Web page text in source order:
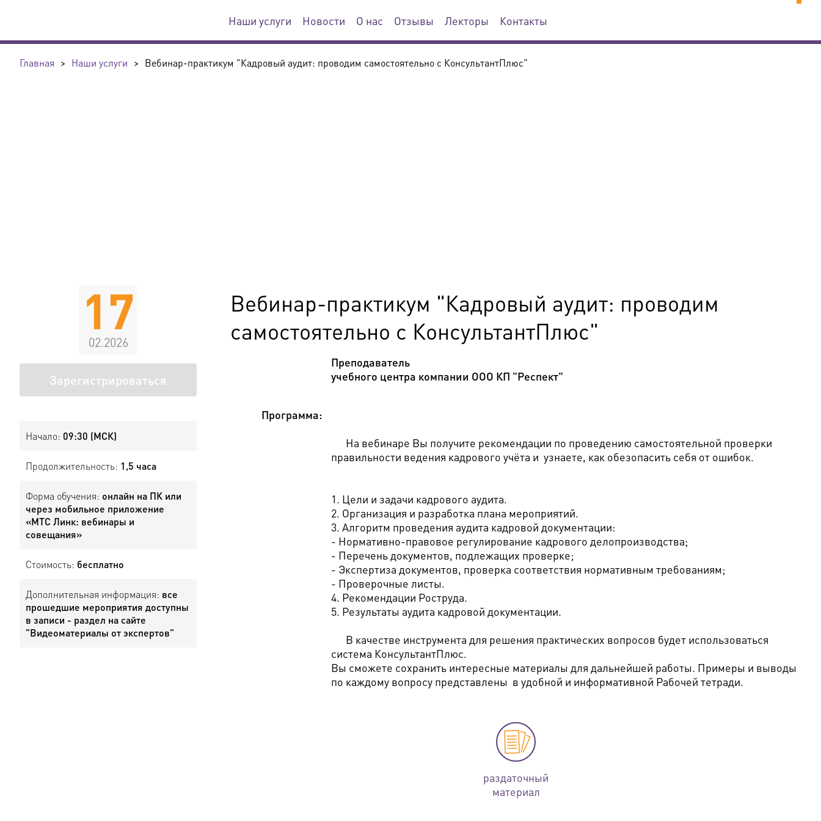
Наши услуги Новости О нас Отзывы Лекторы Контакты
Главная > Наши услуги > Вебинар-практикум "Кадровый аудит: проводим самостоятельно с КонсультантПлюс"
17
02.2026
Зарегистрироваться
Начало: 09:30 (МСК)
Продолжительность: 1,5 часа
Форма обучения: онлайн на ПК или
через мобильное приложение
«МТС Линк: вебинары и
совещания»
Стоимость: бесплатно
Дополнительная информация: все
прошедшие мероприятия доступны
в записи - раздел на сайте
"Видеоматериалы от экспертов"
Вебинар-практикум "Кадровый аудит: проводим
самостоятельно с КонсультантПлюс"
Преподаватель
учебного центра компании ООО КП "Респект"
Программа:
На вебинаре Вы получите рекомендации по проведению самостоятельной проверки
правильности ведения кадрового учёта и узнаете, как обезопасить себя от ошибок.
1. Цели и задачи кадрового аудита.
2. Организация и разработка плана мероприятий.
3. Алгоритм проведения аудита кадровой документации:
- Нормативно-правовое регулирование кадрового делопроизводства;
- Перечень документов, подлежащих проверке;
- Экспертиза документов, проверка соответствия нормативным требованиям;
- Проверочные листы.
4. Рекомендации Роструда.
5. Результаты аудита кадровой документации.
В качестве инструмента для решения практических вопросов будет использоваться
система КонсультантПлюс.
Вы сможете сохранить интересные материалы для дальнейшей работы. Примеры и выводы
по каждому вопросу представлены в удобной и информативной Рабочей тетради.
раздаточный
материал